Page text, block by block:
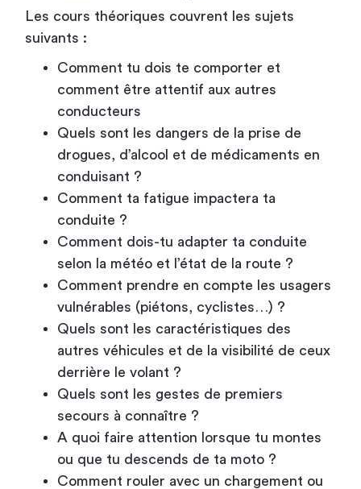
Les cours théoriques couvrent les sujets
suivants :
Comment tu dois te comporter et
comment être attentif aux autres
conducteurs
Quels sont les dangers de la prise de
drogues, d’alcool et de médicaments en
conduisant ?
Comment ta fatigue impactera ta
conduite ?
Comment dois-tu adapter ta conduite
selon la météo et l’état de la route ?
Comment prendre en compte les usagers
vulnérables (piétons, cyclistes…) ?
Quels sont les caractéristiques des
autres véhicules et de la visibilité de ceux
derrière le volant ?
Quels sont les gestes de premiers
secours à connaître ?
A quoi faire attention lorsque tu montes
ou que tu descends de ta moto ?
Comment rouler avec un chargement ou